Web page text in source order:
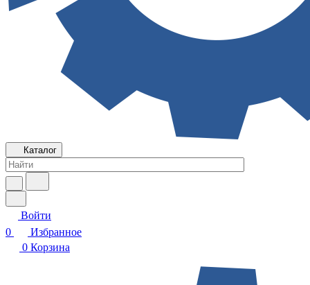
Каталог
Войти
0
Избранное
0 Корзина